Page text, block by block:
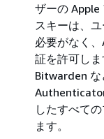
ザーの Apple
スキーは、
必要がなく
証を許可しま
Bitwarden な
したすべて
ます。